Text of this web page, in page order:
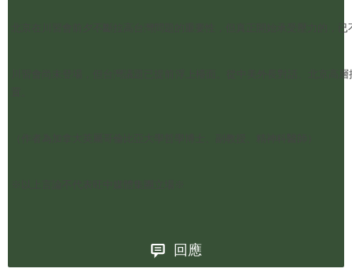
北京在川習會前夕不斷拉高台灣問題的重要性，但真正開始承受壓力的，
川習會尚未登場，但台灣議題已提前浮上檯面。從中美外長對話、北京高
回應